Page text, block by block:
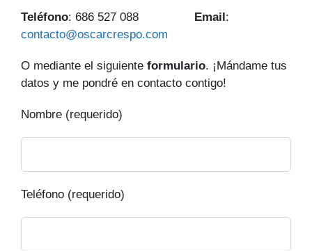
Teléfono: 686 527 088 Email :
contacto@oscarcrespo.com
O mediante el siguiente formulario. ¡Mándame tus
datos y me pondré en contacto contigo!
Nombre (requerido)
Teléfono (requerido)